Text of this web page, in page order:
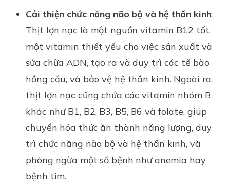
Cải thiện chức năng não bộ và hệ thần kinh:
Thịt lợn nạc là một nguồn vitamin B12 tốt,
một vitamin thiết yếu cho việc sản xuất và
sửa chữa ADN, tạo ra và duy trì các tế bào
hồng cầu, và bảo vệ hệ thần kinh. Ngoài ra,
thịt lợn nạc cũng chứa các vitamin nhóm B
khác như B1, B2, B3, B5, B6 và folate, giúp
chuyển hóa thức ăn thành năng lượng, duy
trì chức năng não bộ và hệ thần kinh, và
phòng ngừa một số bệnh như anemia hay
bệnh tim.